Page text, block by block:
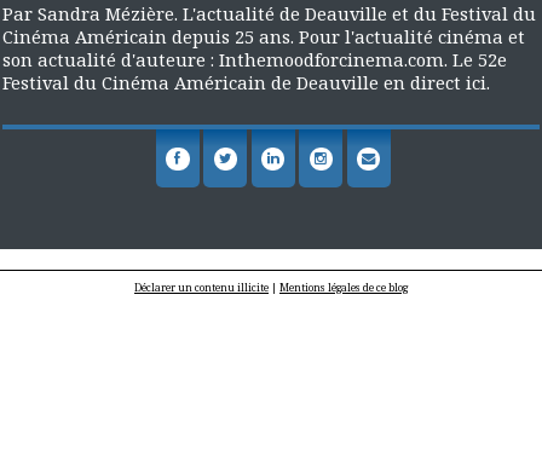
Par Sandra Mézière. L'actualité de Deauville et du Festival du
Cinéma Américain depuis 25 ans. Pour l'actualité cinéma et
son actualité d'auteure : Inthemoodforcinema.com. Le 52e
Festival du Cinéma Américain de Deauville en direct ici.
Déclarer un contenu illicite | Mentions légales de ce blog